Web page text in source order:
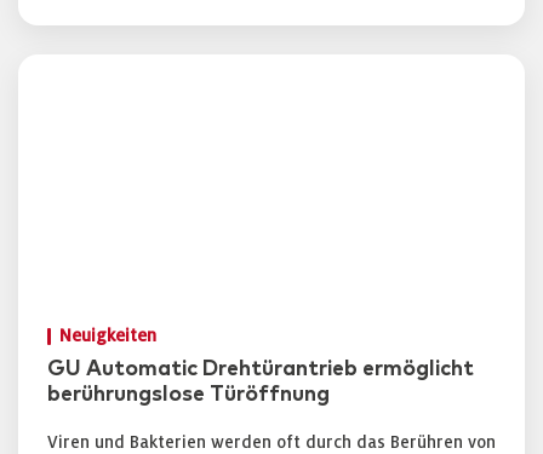
Neuigkeiten
GU Automatic Drehtürantrieb ermöglicht
berührungslose Türöffnung
Viren und Bakterien werden oft durch das Berühren von